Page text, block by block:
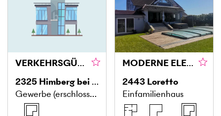
VERKEHRSGÜNSTIG - AUCH KAUF VON TEILFLÄCHE MÖGLICH
2325 Himberg bei Wien
Gewerbe (erschlossen)
MODERNE ELEGANZ - GROSSZÜGIGER FAMILIENHIT MIT POOL UND POOLHAUS
2443 Loretto
Einfamilienhaus